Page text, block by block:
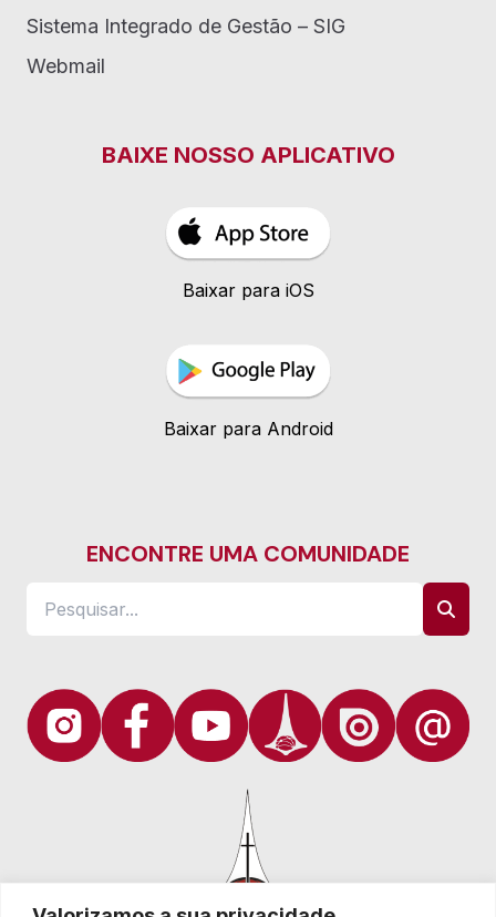
Sistema Integrado de Gestão – SIG
Webmail
BAIXE NOSSO APLICATIVO
Baixar para iOS
Baixar para Android
ENCONTRE UMA COMUNIDADE